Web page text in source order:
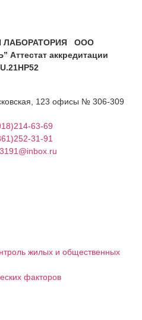
ЛАБОРАТОРИЯ ООО
аккредитации
123 офисы № 306-309
63-69
31-91
жилых и общественных
факторов